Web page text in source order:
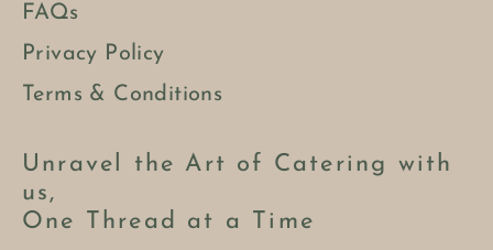
FAQs
Privacy Policy
Terms & Conditions
Unravel the Art of Catering with
us,
One Thread at a Time